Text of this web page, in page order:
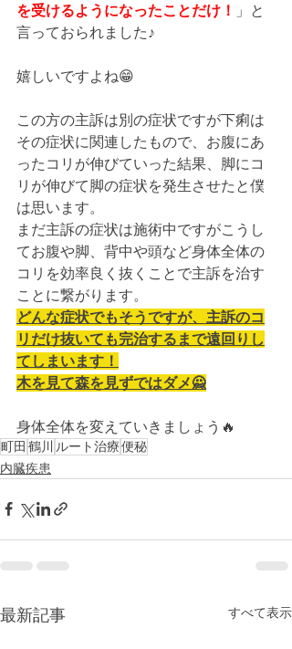
を受けるようになったことだけ！
」と
言っておられました♪
嬉しいですよね😁
この方の主訴は別の症状ですが下痢は
その症状に関連したもので、お腹にあ
ったコリが伸びていった結果、脚にコ
リが伸びて脚の症状を発生させたと僕
は思います。
まだ主訴の症状は施術中ですがこうし
てお腹や脚、背中や頭など身体全体の
コリを効率良く抜くことで主訴を治す
ことに繋がります。
どんな症状でもそうですが、主訴のコ
リだけ抜いても完治するまで遠回りし
てしまいます！
木を見て森を見ずではダメ🙅
身体全体を変えていきましょう🔥
町田 鶴川 ルート治療便秘
内臓疾患
最新記事 すべて表示